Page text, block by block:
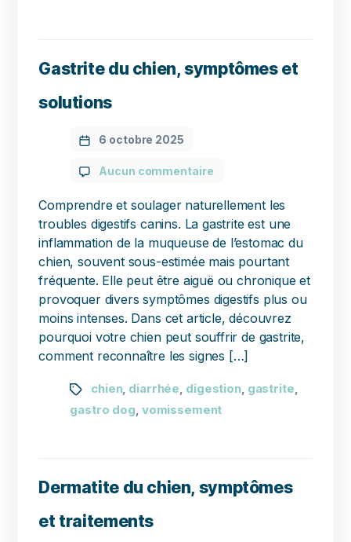
Gastrite du chien, symptômes et
solutions
6 octobre 2025
Aucun commentaire
Comprendre et soulager naturellement les
troubles digestifs canins. La gastrite est une
inflammation de la muqueuse de l’estomac du
chien, souvent sous-estimée mais pourtant
fréquente. Elle peut être aiguë ou chronique et
provoquer divers symptômes digestifs plus ou
moins intenses. Dans cet article, découvrez
pourquoi votre chien peut souffrir de gastrite,
comment reconnaître les signes […]
chien, diarrhée digestion, gastrite
gastro dog vomissement
Dermatite du chien, symptômes
et traitements